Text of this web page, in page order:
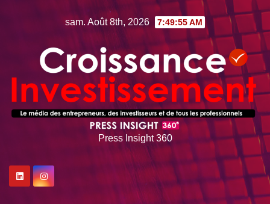
sam. Août 8th, 2026 7:49:56 AM
Press Insight 360